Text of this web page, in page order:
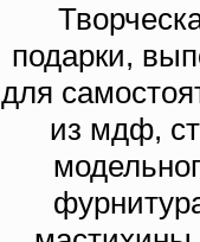
подарки,
для
из мдф,